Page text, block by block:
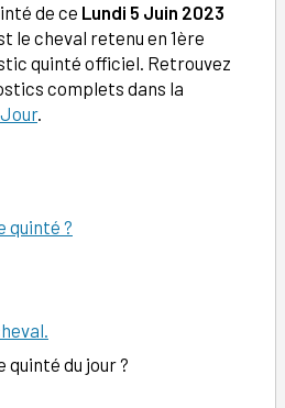
de ce Lundi 5 Juin 2023
le cheval retenu en 1ère
quinté officiel. Retrouvez
complets dans la
.
quinté ?
quinté du jour ?